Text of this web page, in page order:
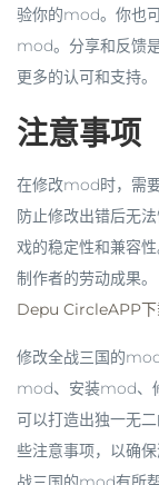
验你的mod。你也
mod。分享和反馈
更多的认可和支持。
注意事项
在修改mod时，需
防止修改出错后无
戏的稳定性和兼容
制作者的劳动成果。
Depu CircleAPP下
修改全战三国的
mod、安装mod、
可以打造出独一无
些注意事项，以确